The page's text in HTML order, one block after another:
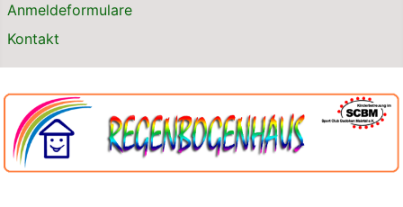
Anmeldeformulare
Kontakt